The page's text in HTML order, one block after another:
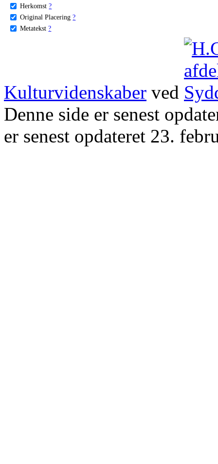
Herkomst ?
Original Placering ?
Metatekst ?
Kulturvidenskaber ved
Denne side er senest
er senest opdateret 23.